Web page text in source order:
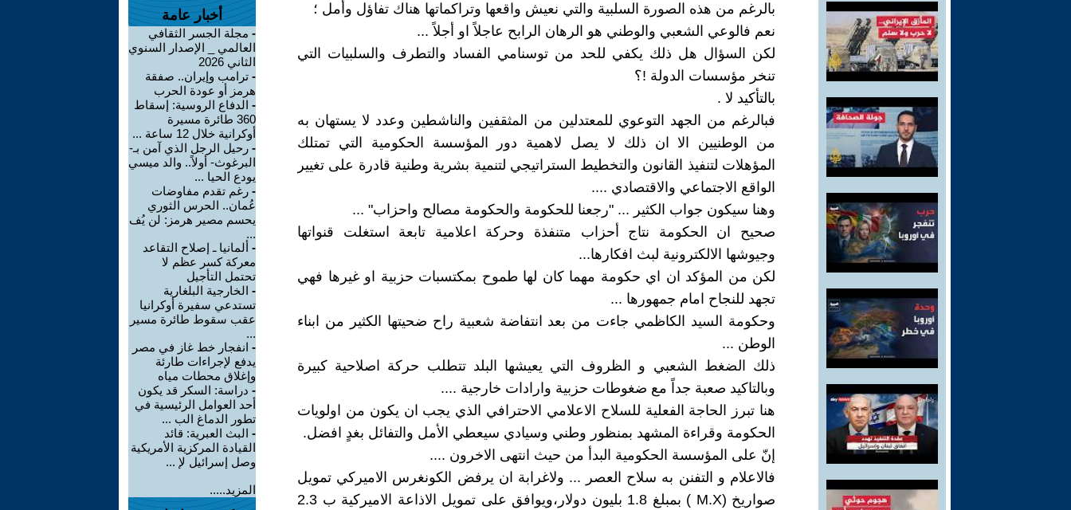
بالرغم من هذه الصورة السلبية والتي نعيش واقعها وتراكماتها هناك تفاؤل وأمل ؛
نعم فالوعي الشعبي والوطني هو الرهان الرابح عاجلاً او أجلاً ...
لكن السؤال هل ذلك يكفي للحد من توسنامي الفساد والتطرف والسلبيات التي
تنخر مؤسسات الدولة !؟
بالتأكيد لا .
فبالرغم من الجهد التوعوي للمعتدلين من المثقفين والناشطين وعدد لا يستهان به
من الوطنيين الا ان ذلك لا يصل لاهمية دور المؤسسة الحكومية التي تمتلك
المؤهلات لتنفيذ القانون والتخطيط الستراتيجي لتنمية بشرية وطنية قادرة على تغيير
الواقع الاجتماعي والاقتصادي ....
وهنا سيكون جواب الكثير ... "رجعنا للحكومة والحكومة مصالح واحزاب" ...
صحيح ان الحكومة نتاج أحزاب متنفذة وحركة اعلامية تابعة استغلت قنواتها
وجيوشها الالكترونية لبث افكارها...
لكن من المؤكد ان اي حكومة مهما كان لها طموح بمكتسبات حزبية او غيرها فهي
تجهد للنجاح امام جمهورها ...
وحكومة السيد الكاظمي جاءت من بعد انتفاضة شعبية راح ضحيتها الكثير من ابناء
الوطن ...
ذلك الضغط الشعبي و الظروف التي يعيشها البلد تتطلب حركة اصلاحية كبيرة
وبالتاكيد صعبة جداً مع ضغوطات حزبية وارادات خارجية ....
هنا تبرز الحاجة الفعلية للسلاح الاعلامي الاحترافي الذي يجب ان يكون من اولويات
الحكومة وقراءة المشهد بمنظور وطني وسيادي سيعطي الأمل والتفائل بغدٍ افضل.
إنّ على المؤسسة الحكومية البدأ من حيث انتهى الاخرون ....
فالاعلام و التفنن به سلاح العصر ... وﻻغرابة ان يرفض الكونغرس الاميركي تمويل
صواريخ (M.X ) بمبلغ 1.8 بليون دولار،ويوافق على تمويل الاذاعة الاميركية ب 2.3
أخبار عامة
- مجلة الجسر الثقافي
العالمي _ الإصدار السنوي
الثاني 2026
- ترامب وإيران.. صفقة
هرمز أو عودة الحرب
- الدفاع الروسية: إسقاط
360 طائرة مسيرة
أوكرانية خلال 12 ساعة ...
- رحيل الرجل الذي آمن بـ-
البرغوث- أولاً.. والد ميسي
يودع الحيا ...
- رغم تقدم مفاوضات
عُمان.. الحرس الثوري
يحسم مصير هرمز: لن يُف
...
- ألمانيا ـ إصلاح التقاعد
معركة كسر عظم لا
تحتمل التأجيل
- الخارجية البلغارية
تستدعي سفيرة أوكرانيا
عقب سقوط طائرة مسير
...
- انفجار خط غاز في مصر
يدفع لإجراءات طارئة
وإغلاق محطات مياه
- دراسة: السكر قد يكون
أحد العوامل الرئيسية في
تطور الدماغ الب ...
- البث العبرية: قائد
القيادة المركزية الأمريكية
وصل إسرائيل لإ ...
المزيد.....